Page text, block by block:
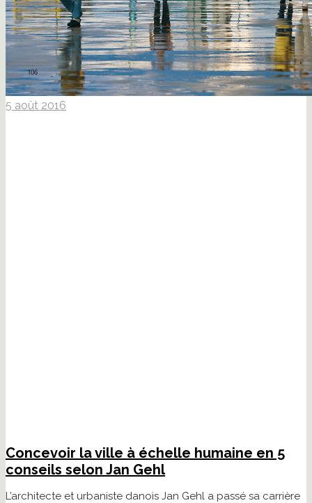
5 août 2016
Concevoir la ville à échelle humaine en 5
conseils selon Jan Gehl
L’architecte et urbaniste danois Jan Gehl a passé sa carrière